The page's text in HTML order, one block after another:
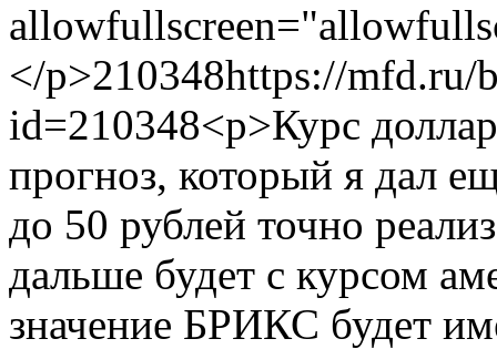
</p>210348https://mfd.ru/
id=210348<p>Курс
прогноз, который я дал
до 50 рублей точно
дальше будет с курсом
значение БРИКС будет